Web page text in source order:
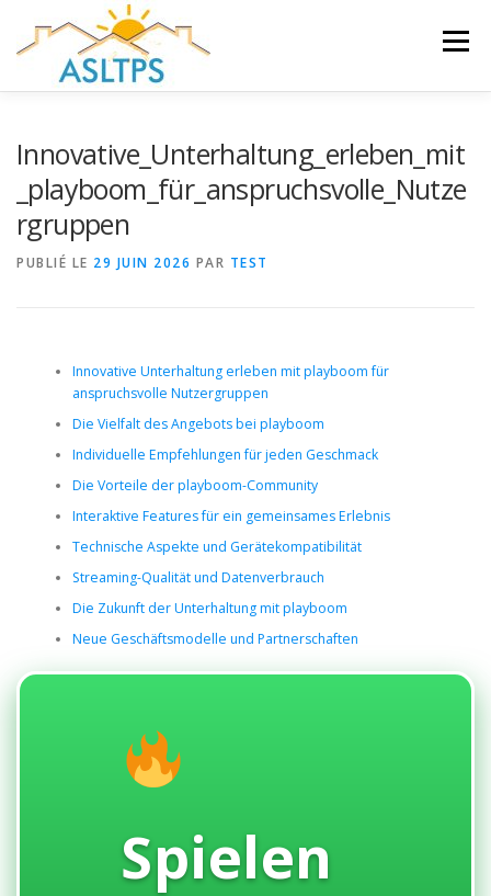
contenu
Menu
Innovative_Unterhaltung_erleben_mit
_playboom_für_anspruchsvolle_Nutze
rgruppen
PUBLIÉ LE 29 JUIN 2026 PAR TEST
Innovative Unterhaltung erleben mit playboom für
anspruchsvolle Nutzergruppen
Die Vielfalt des Angebots bei playboom
Individuelle Empfehlungen für jeden Geschmack
Die Vorteile der playboom-Community
Interaktive Features für ein gemeinsames Erlebnis
Technische Aspekte und Gerätekompatibilität
Streaming-Qualität und Datenverbrauch
Die Zukunft der Unterhaltung mit playboom
Neue Geschäftsmodelle und Partnerschaften
Spielen